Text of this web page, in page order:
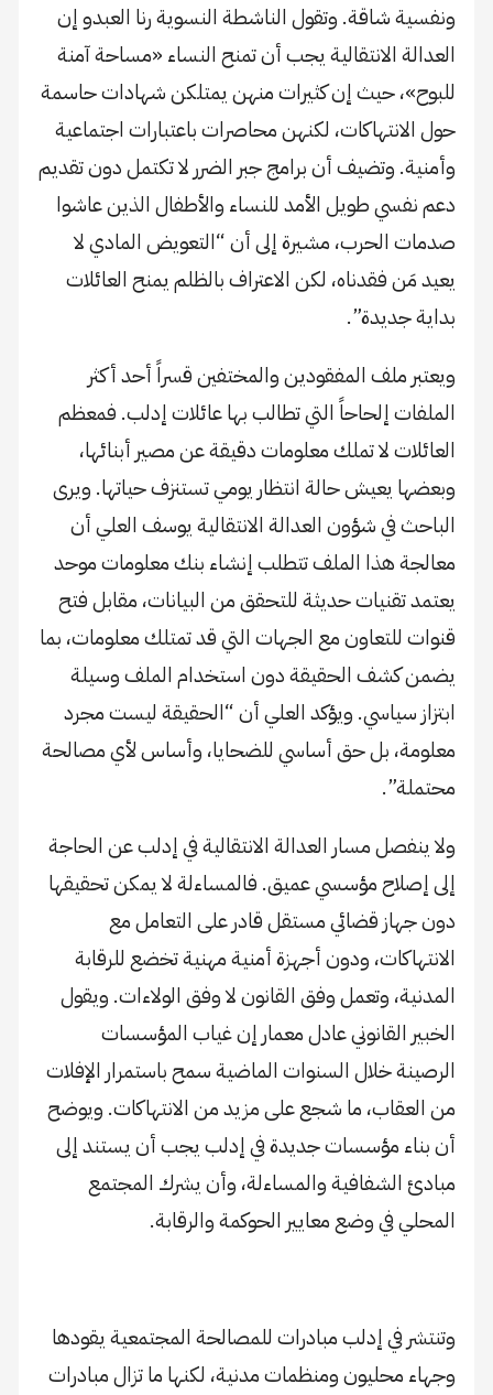
ونفسية شاقة. وتقول الناشطة النسوية رنا العبدو إن
العدالة الانتقالية يجب أن تمنح النساء «مساحة آمنة
للبوح»، حيث إن كثيرات منهن يمتلكن شهادات حاسمة
حول الانتهاكات، لكنهن محاصرات باعتبارات اجتماعية
وأمنية. وتضيف أن برامج جبر الضرر لا تكتمل دون تقديم
دعم نفسي طويل الأمد للنساء والأطفال الذين عاشوا
صدمات الحرب، مشيرة إلى أن “التعويض المادي لا
يعيد مَن فقدناه، لكن الاعتراف بالظلم يمنح العائلات
بداية جديدة”.
ويعتبر ملف المفقودين والمختفين قسراً أحد أكثر
الملفات إلحاحاً التي تطالب بها عائلات إدلب. فمعظم
العائلات لا تملك معلومات دقيقة عن مصير أبنائها،
وبعضها يعيش حالة انتظار يومي تستنزف حياتها. ويرى
الباحث في شؤون العدالة الانتقالية يوسف العلي أن
معالجة هذا الملف تتطلب إنشاء بنك معلومات موحد
يعتمد تقنيات حديثة للتحقق من البيانات، مقابل فتح
قنوات للتعاون مع الجهات التي قد تمتلك معلومات، بما
يضمن كشف الحقيقة دون استخدام الملف وسيلة
ابتزاز سياسي. ويؤكد العلي أن “الحقيقة ليست مجرد
معلومة، بل حق أساسي للضحايا، وأساس لأي مصالحة
محتملة”.
ولا ينفصل مسار العدالة الانتقالية في إدلب عن الحاجة
إلى إصلاح مؤسسي عميق. فالمساءلة لا يمكن تحقيقها
دون جهاز قضائي مستقل قادر على التعامل مع
الانتهاكات، ودون أجهزة أمنية مهنية تخضع للرقابة
المدنية، وتعمل وفق القانون لا وفق الولاءات. ويقول
الخبير القانوني عادل معمار إن غياب المؤسسات
الرصينة خلال السنوات الماضية سمح باستمرار الإفلات
من العقاب، ما شجع على مزيد من الانتهاكات. ويوضح
أن بناء مؤسسات جديدة في إدلب يجب أن يستند إلى
مبادئ الشفافية والمساءلة، وأن يشرك المجتمع
المحلي في وضع معايير الحوكمة والرقابة.
وتنتشر في إدلب مبادرات للمصالحة المجتمعية يقودها
وجهاء محليون ومنظمات مدنية، لكنها ما تزال مبادرات